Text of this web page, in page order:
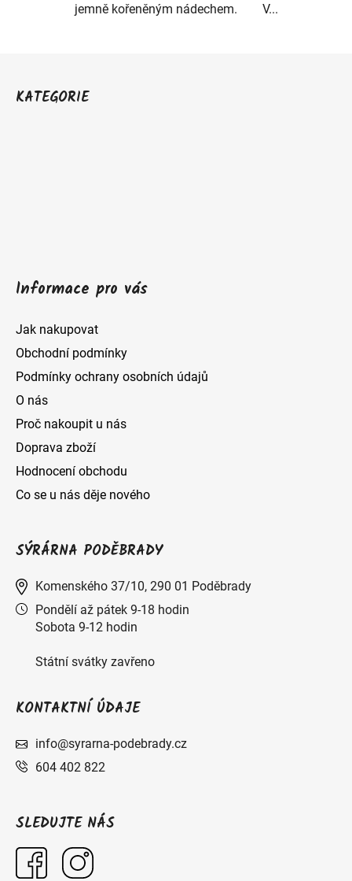
jemně kořeněným nádechem. V...
KATEGORIE
Informace pro vás
Jak nakupovat
Obchodní podmínky
Podmínky ochrany osobních údajů
O nás
Proč nakoupit u nás
Doprava zboží
Hodnocení obchodu
Co se u nás děje nového
SÝRÁRNA PODĚBRADY
Komenského 37/10, 290 01 Poděbrady
Pondělí až pátek 9-18 hodin
Sobota 9-12 hodin
Státní svátky zavřeno
KONTAKTNÍ ÚDAJE
info@syrarna-podebrady.cz
604 402 822
SLEDUJTE NÁS